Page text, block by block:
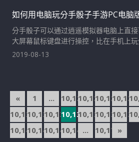
如何用电脑玩分手骰子手游PC电脑
分手骰子可以通过逍遥模拟器电脑上直
大屏幕鼠标键盘进行操控，比在手机上
2019-08-13
文
章
導
« 1 ... 10,12110,12210,12310,124
10,13010,13110,13210,13310,13410,13510,136
10,14210,14310,14410,145... 10,174»